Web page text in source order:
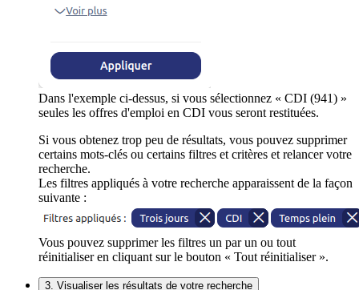
Dans l'exemple ci-dessus, si vous sélectionnez « CDI (941) »
seules les offres d'emploi en CDI vous seront restituées.
Si vous obtenez trop peu de résultats, vous pouvez supprimer
certains mots-clés ou certains filtres et critères et relancer votre
recherche.
Les filtres appliqués à votre recherche apparaissent de la façon
suivante :
Vous pouvez supprimer les filtres un par un ou tout
réinitialiser en cliquant sur le bouton « Tout réinitialiser ».
3. Visualiser les résultats de votre recherche